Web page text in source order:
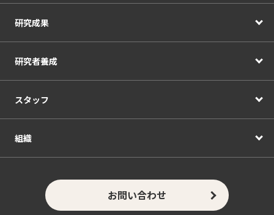
研究成果
研究者養成
スタッフ
組織
お問い合わせ